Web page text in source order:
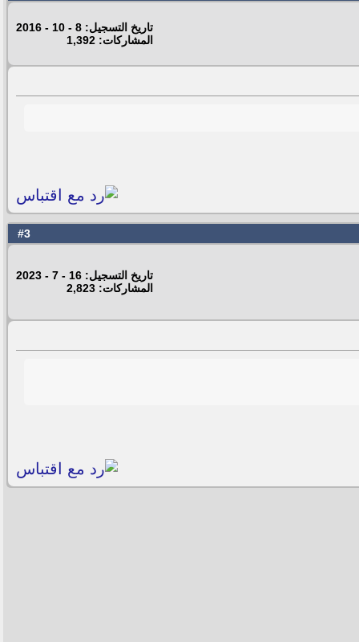
تاريخ التسجيل: 8 - 10 - 2016
المشاركات: 1,392
3
تاريخ التسجيل: 16 - 7 - 2023
المشاركات: 2,823